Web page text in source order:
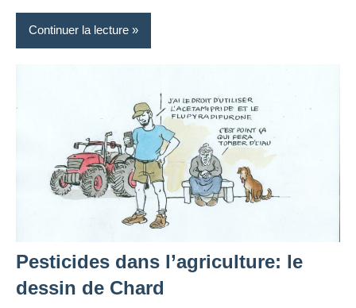
Continuer la lecture
Pesticides dans l’agriculture: le
dessin de Chard